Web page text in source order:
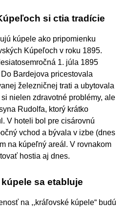
si ctia tradície
kúpele ako pripomienku
Kúpeľoch v roku 1895.
1. júla 1895
Bardejova pricestovala
železničnej trati a ubytovala
nielen zdravotné problémy, ale
Rudolfa, ktorý krátko
V hoteli bol pre cisárovnú
vchod a bývala v izbe (dnes
na kúpeľný areál. V rovnakom
hostia aj dnes.
sa etabluje
na ,,kráľovské kúpele“ budú